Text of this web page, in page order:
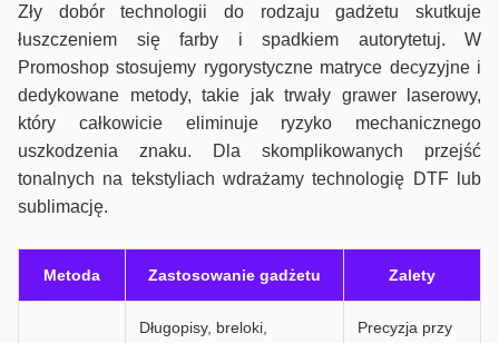
Zły dobór technologii do rodzaju gadżetu skutkuje
łuszczeniem się farby i spadkiem autorytetuj. W
Promoshop stosujemy rygorystyczne matryce decyzyjne i
dedykowane metody, takie jak trwały grawer laserowy,
który całkowicie eliminuje ryzyko mechanicznego
uszkodzenia znaku. Dla skomplikowanych przejść
tonalnych na tekstyliach wdrażamy technologię DTF lub
sublimację.
Metoda Zastosowanie gadżetu Zalety
Długopisy, breloki,
Precyzja przy